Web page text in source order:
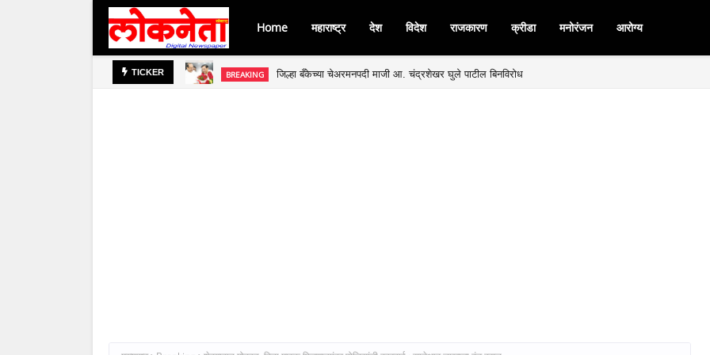
Home महाराष्ट्र देश विदेश राजकारण क्रीडा मनोरंजन आरोग्य
TICKER BREAKING जिल्हा बँकेच्या चेअरमनपदी माजी आ. चंद्रशेखर घुले पाटील बिनविरोध